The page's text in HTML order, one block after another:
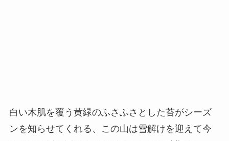
白い木肌を覆う黄緑のふさふさとした苔がシーズ
ンを知らせてくれる、この山は雪解けを迎えて今